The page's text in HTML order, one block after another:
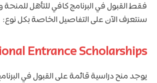
فقط القبول في البرنامج كافي للتأهل
سنتعرف الآن على التفاصيل الخاصة بكل نوع:
Entrance Scholarships:
يوجد منح دراسية قائمة على القبول في